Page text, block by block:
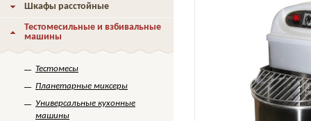
Шкафы расстойные
Тестомесильные и взбивальные
машины
Тестомесы
Планетарные миксеры
Универсальные кухонные
машины